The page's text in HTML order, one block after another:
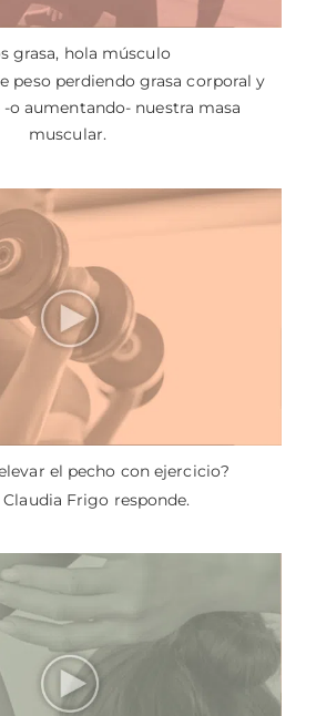
grasa, hola músculo
peso perdiendo grasa corporal y
o aumentando- nuestra masa
muscular.
el pecho con ejercicio?
Claudia Frigo responde.